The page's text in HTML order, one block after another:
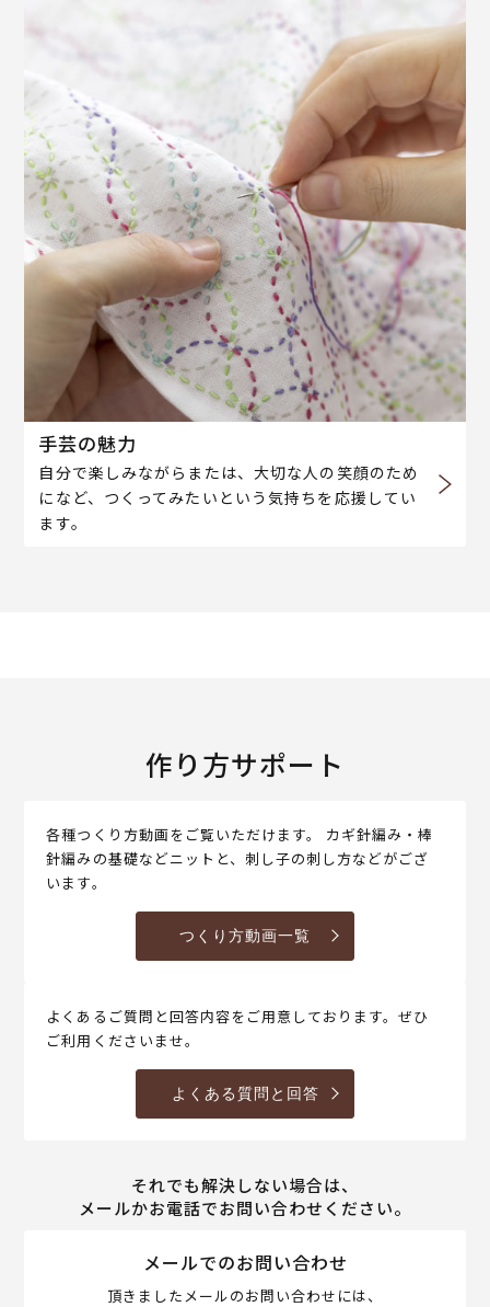
手芸の魅力
自分で楽しみながらまたは、大切な人の笑顔のため
になど、つくってみたいという気持ちを応援してい
ます。
作り方サポート
各種つくり方動画をご覧いただけます。 カギ針編み・棒
針編みの基礎などニットと、刺し子の刺し方などがござ
います。
つくり方動画一覧
よくあるご質問と回答内容をご用意しております。ぜひ
ご利用くださいませ。
よくある質問と回答
それでも解決しない場合は、
メールかお電話でお問い合わせください。
メールでのお問い合わせ
頂きましたメールのお問い合わせには、